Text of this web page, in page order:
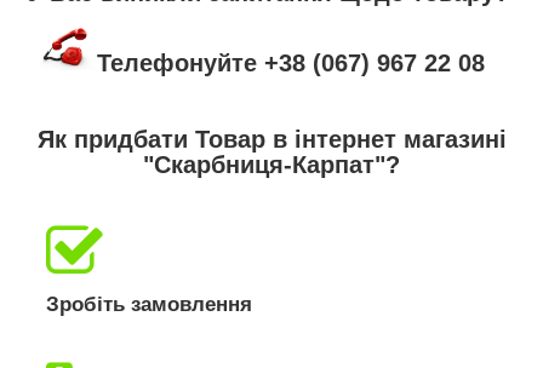
Телефонуйте +38 (067) 967 22 08
Як придбати Товар в інтернет магазині
"Скарбниця-Карпат"?
Зробіть замовлення